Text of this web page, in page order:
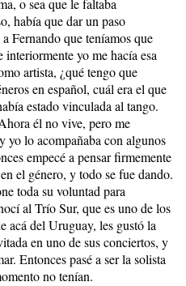
o sea que le faltaba
había que dar un paso
Fernando que teníamos que
yo me hacía esa
artista, ¿qué tengo que
en español, cuál era el que
estado vinculada al tango.
él no vive, pero me
yo lo acompañaba con algunos
empecé a pensar firmemente
el género, y todo se fue dando.
toda su voluntad para
al Trío Sur, que es uno de los
acá del Uruguay, les gustó la
en uno de sus conciertos, y
Entonces pasé a ser la solista
no tenían.